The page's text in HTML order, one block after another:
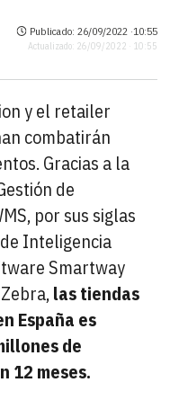
Publicado: 26/09/2022 ·10:55
Actualizado: 26/09/2022 · 10:55
y el retailer
combatirán
Gracias a la
de
por sus siglas
Inteligencia
Smartway
las tiendas
España es
de
12 meses.